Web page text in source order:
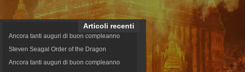
Articoli recenti
Ancora tanti auguri di buon compleanno
Steven Seagal Order of the Dragon
Ancora tanti auguri di buon compleanno